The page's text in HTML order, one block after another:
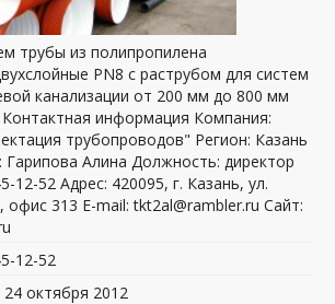
трубы из полипропилена
PN8 с раструбом для систем
канализации от 200 мм до 800 мм
информация Компания:
трубопроводов" Регион: Казань
Гарипова Алина Должность: директор
12-52 Адрес: 420095, г. Казань, ул.
офис 313 E-mail: tkt2al@rambler.ru Сайт:
12-52
24 октября 2012